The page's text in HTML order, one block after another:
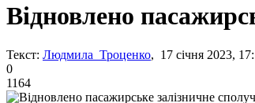
Відновлено
Текст: Людмила Троценко, 17 січня 2023,
0
1164